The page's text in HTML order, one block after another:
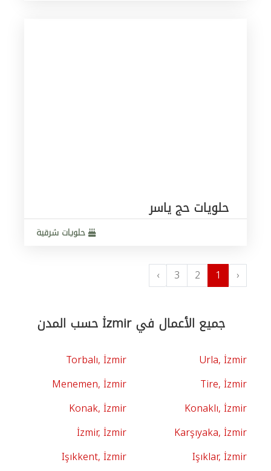
حلويات حج ياسر
حلويات شرقية
‹
1
2
3
›
جميع الأعمال في İzmir حسب المدن
Urla, İzmir
Torbalı, İzmir
Tire, İzmir
Menemen, İzmir
Konaklı, İzmir
Konak, İzmir
Karşıyaka, İzmir
İzmir, İzmir
Işıklar, İzmir
Işıkkent, İzmir